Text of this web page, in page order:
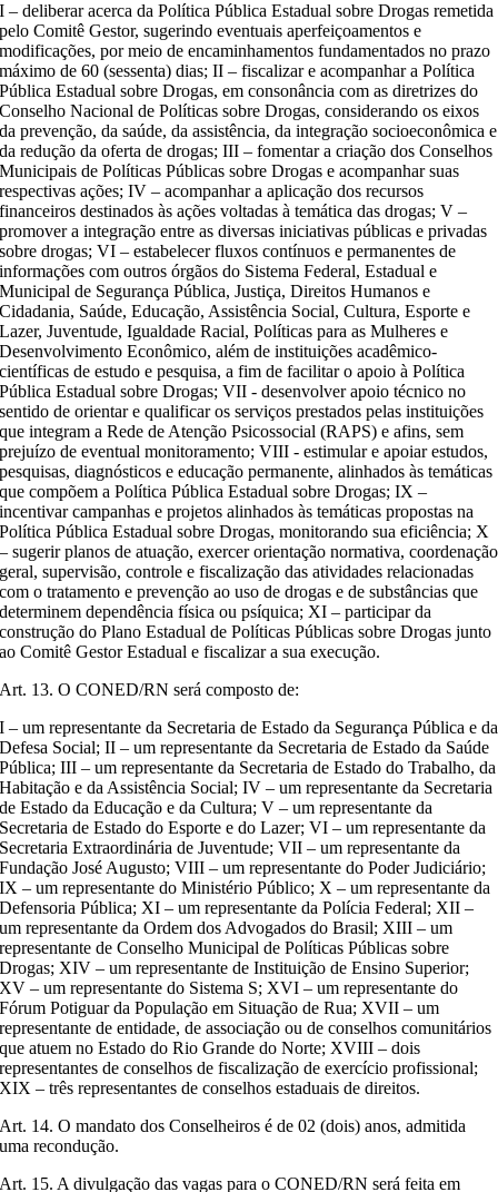
I – deliberar acerca da Política Pública Estadual sobre Drogas remetida
pelo Comitê Gestor, sugerindo eventuais aperfeiçoamentos e
modificações, por meio de encaminhamentos fundamentados no prazo
máximo de 60 (sessenta) dias; II – fiscalizar e acompanhar a Política
Pública Estadual sobre Drogas, em consonância com as diretrizes do
Conselho Nacional de Políticas sobre Drogas, considerando os eixos
da prevenção, da saúde, da assistência, da integração socioeconômica e
da redução da oferta de drogas; III – fomentar a criação dos Conselhos
Municipais de Políticas Públicas sobre Drogas e acompanhar suas
respectivas ações; IV – acompanhar a aplicação dos recursos
financeiros destinados às ações voltadas à temática das drogas; V –
promover a integração entre as diversas iniciativas públicas e privadas
sobre drogas; VI – estabelecer fluxos contínuos e permanentes de
informações com outros órgãos do Sistema Federal, Estadual e
Municipal de Segurança Pública, Justiça, Direitos Humanos e
Cidadania, Saúde, Educação, Assistência Social, Cultura, Esporte e
Lazer, Juventude, Igualdade Racial, Políticas para as Mulheres e
Desenvolvimento Econômico, além de instituições acadêmico-
científicas de estudo e pesquisa, a fim de facilitar o apoio à Política
Pública Estadual sobre Drogas; VII - desenvolver apoio técnico no
sentido de orientar e qualificar os serviços prestados pelas instituições
que integram a Rede de Atenção Psicossocial (RAPS) e afins, sem
prejuízo de eventual monitoramento; VIII - estimular e apoiar estudos,
pesquisas, diagnósticos e educação permanente, alinhados às temáticas
que compõem a Política Pública Estadual sobre Drogas; IX –
incentivar campanhas e projetos alinhados às temáticas propostas na
Política Pública Estadual sobre Drogas, monitorando sua eficiência; X
– sugerir planos de atuação, exercer orientação normativa, coordenação
geral, supervisão, controle e fiscalização das atividades relacionadas
com o tratamento e prevenção ao uso de drogas e de substâncias que
determinem dependência física ou psíquica; XI – participar da
construção do Plano Estadual de Políticas Públicas sobre Drogas junto
ao Comitê Gestor Estadual e fiscalizar a sua execução.
Art. 13. O CONED/RN será composto de:
I – um representante da Secretaria de Estado da Segurança Pública e da
Defesa Social; II – um representante da Secretaria de Estado da Saúde
Pública; III – um representante da Secretaria de Estado do Trabalho, da
Habitação e da Assistência Social; IV – um representante da Secretaria
de Estado da Educação e da Cultura; V – um representante da
Secretaria de Estado do Esporte e do Lazer; VI – um representante da
Secretaria Extraordinária de Juventude; VII – um representante da
Fundação José Augusto; VIII – um representante do Poder Judiciário;
IX – um representante do Ministério Público; X – um representante da
Defensoria Pública; XI – um representante da Polícia Federal; XII –
um representante da Ordem dos Advogados do Brasil; XIII – um
representante de Conselho Municipal de Políticas Públicas sobre
Drogas; XIV – um representante de Instituição de Ensino Superior;
XV – um representante do Sistema S; XVI – um representante do
Fórum Potiguar da População em Situação de Rua; XVII – um
representante de entidade, de associação ou de conselhos comunitários
que atuem no Estado do Rio Grande do Norte; XVIII – dois
representantes de conselhos de fiscalização de exercício profissional;
XIX – três representantes de conselhos estaduais de direitos.
Art. 14. O mandato dos Conselheiros é de 02 (dois) anos, admitida
uma recondução.
Art. 15. A divulgação das vagas para o CONED/RN será feita em